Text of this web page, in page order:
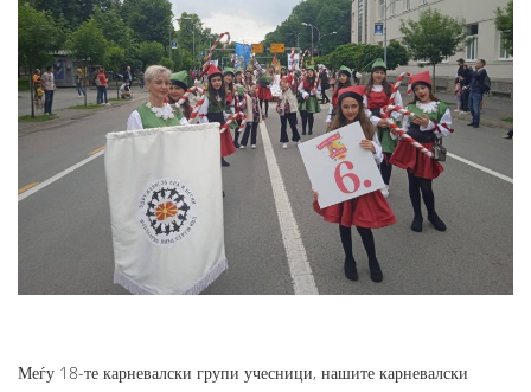
Меѓу 18-те карневалски групи учесници, нашите карневалски